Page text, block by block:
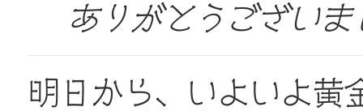
ありがとうござい
明日から、いよいよ黄